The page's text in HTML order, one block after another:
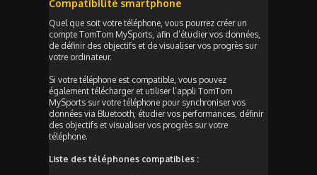
Compatibilité smartphone
Quel que soit votre téléphone, vous pourrez créer un
compte TomTom MySports, afin d’étudier vos données,
de définir des objectifs et de visualiser vos progrès sur
votre ordinateur.
Si votre téléphone est compatible, vous pouvez
également télécharger et utiliser l’appli TomTom
MySports sur votre téléphone pour synchroniser vos
données via Bluetooth, étudier vos performances, définir
des objectifs et visualiser vos progrès sur votre
téléphone.
Liste des téléphones compatibles :